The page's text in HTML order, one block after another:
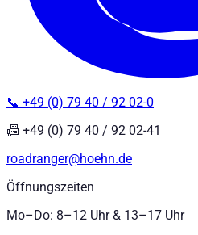
📞 +49 (0) 79 40 / 92 02-0
📠 +49 (0) 79 40 / 92 02-41
roadranger@hoehn.de
Öffnungszeiten
Mo–Do: 8–12 Uhr & 13–17 Uhr